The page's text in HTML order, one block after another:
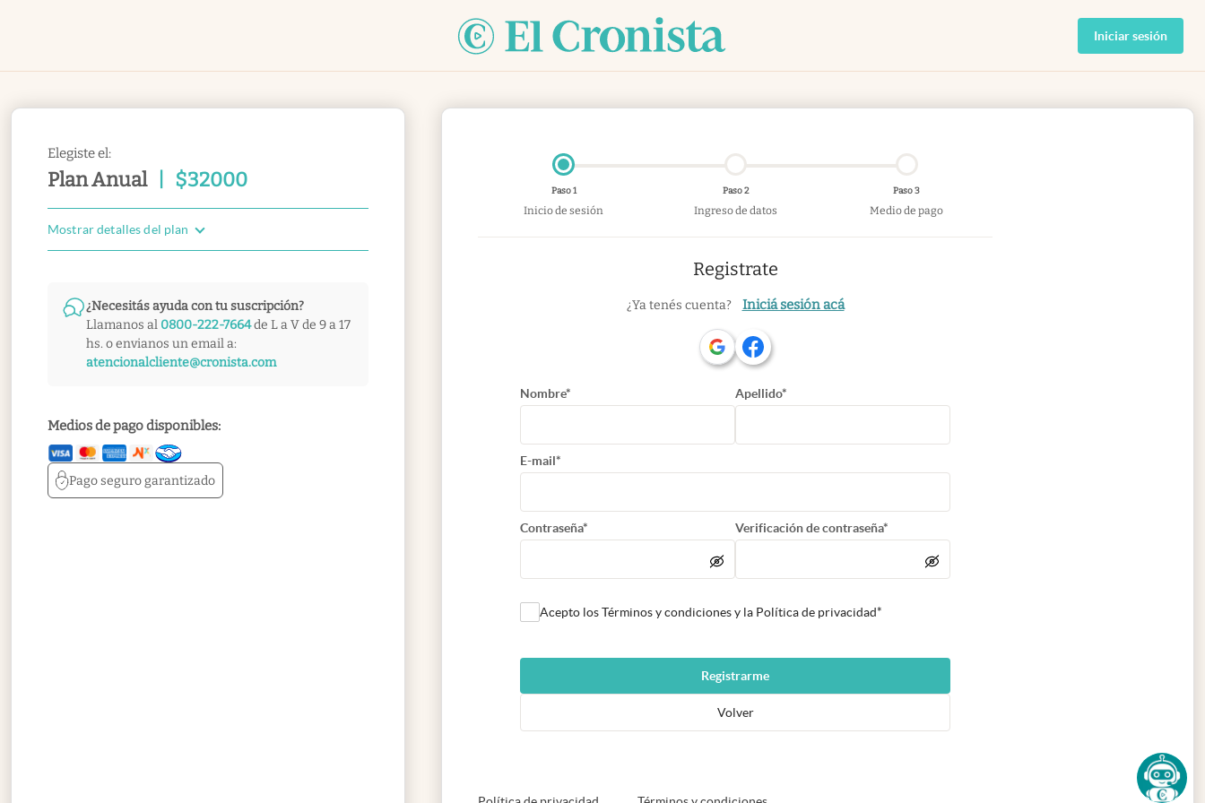
Iniciar sesión
Elegiste el:
Plan Anual $32000
Mostrar detalles del plan
¿Necesitás ayuda con tu suscripción?
Llamanos al 0800-222-7664de L a V de 9 a 17
hs. o envianos un email a:
atencionalcliente@cronista.com
Medios de pago disponibles:
Pago segurogarantizado
Paso 1
Inicio de sesión
Paso 2
Ingreso de datos
Paso 3
Medio de pago
Registrate
¿Ya tenés cuenta? Iniciá sesión acá
Nombre* Apellido*
E-mail*
Contraseña* Verificación de contraseña*
Acepto los Términos y condiciones y la Política de privacidad*
Registrarme
Volver